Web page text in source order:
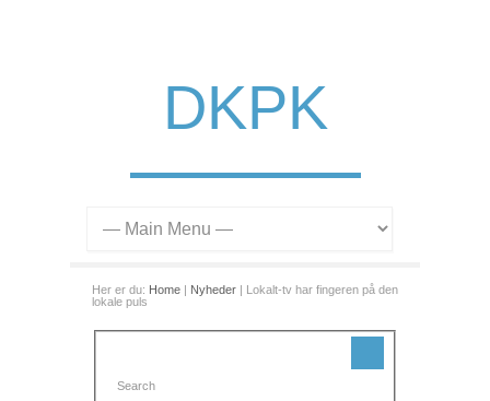
DKPK
Her er du: Home | Nyheder | Lokalt-tv har fingeren på den
lokale puls